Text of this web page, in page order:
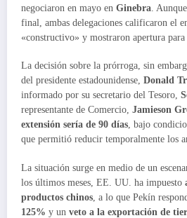
negociaron en mayo en Ginebra.
final, ambas delegaciones calificaron el
«constructivo» y mostraron apertura
La decisión sobre la prórroga, sin
del presidente estadounidense, Donald
informado por su secretario del Tesoro,
representante de Comercio, Jamieson
extensión sería de 90 días, bajo
que permitió reducir temporalmente los
La situación surge en medio de un
los últimos meses, EE. UU. ha impuesto
productos chinos , a lo que Pekín
125% y un veto a la exportación de